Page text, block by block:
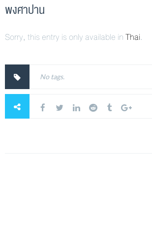
พงศาปาน
Sorry, this entry is only available inThai.
No tags.